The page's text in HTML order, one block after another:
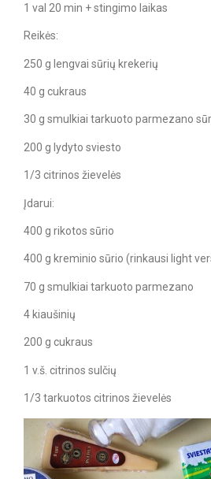
1 val 20 min + stingimo laikas
Reikės:
250 g lengvai sūrių krekerių
40 g cukraus
30 g smulkiai tarkuoto parmezano
200 g lydyto sviesto
1/3 citrinos žievelės
Įdarui:
400 g rikotos sūrio
400 g kreminio sūrio (rinkausi light
70 g smulkiai tarkuoto parmezano
4 kiaušinių
200 g cukraus
1 v.š. citrinos sulčių
1/3 tarkuotos citrinos žievelės